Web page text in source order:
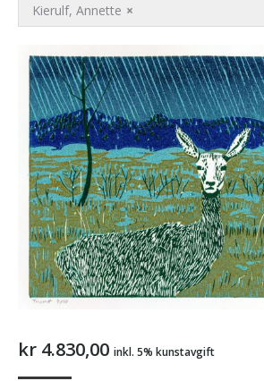
×
Kierulf, Annette
kr 4.830,00 inkl. 5% kunstavgift